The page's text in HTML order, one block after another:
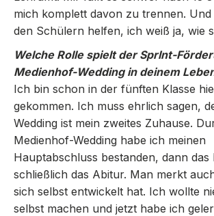
mich komplett davon zu trennen.
den Schülern helfen, ich weiß ja, wie
Welche Rolle spielt der SprInt-
Medienhof-Wedding in deinem
Ich bin schon in der fünften Klasse
gekommen. Ich muss ehrlich sagen,
Wedding ist mein zweites Zuhause.
Medienhof-Wedding habe ich meinen
Hauptabschluss bestanden, dann das
schließlich das Abitur. Man merkt
sich selbst entwickelt hat. Ich wollte
selbst machen und jetzt habe ich